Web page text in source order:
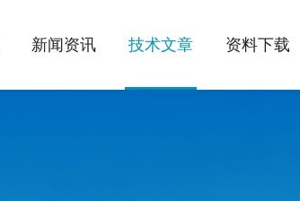
新闻资讯 技术文章 资料下载